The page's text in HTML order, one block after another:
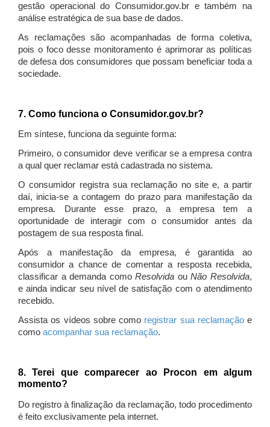
gestão operacional do Consumidor.gov.br e também na
análise estratégica de sua base de dados.
As reclamações são acompanhadas de forma coletiva,
pois o foco desse monitoramento é aprimorar as políticas
de defesa dos consumidores que possam beneficiar toda a
sociedade.
7. Como funciona o Consumidor.gov.br?
Em síntese, funciona da seguinte forma:
Primeiro, o consumidor deve verificar se a empresa contra
a qual quer reclamar está cadastrada no sistema.
O consumidor registra sua reclamação no site e, a partir
daí, inicia-se a contagem do prazo para manifestação da
empresa. Durante esse prazo, a empresa tem a
oportunidade de interagir com o consumidor antes da
postagem de sua resposta final.
Após a manifestação da empresa, é garantida ao
consumidor a chance de comentar a resposta recebida,
classificar a demanda comoResolvida ouNão Resolvida,
e ainda indicar seu nível de satisfação com o atendimento
recebido.
Assista os vídeos sobre como registrar sua reclamaçãoe
como acompanhar sua reclamação.
8. Terei que comparecer ao Procon em algum
momento?
Do registro à finalização da reclamação, todo procedimento
é feito exclusivamente pela internet.